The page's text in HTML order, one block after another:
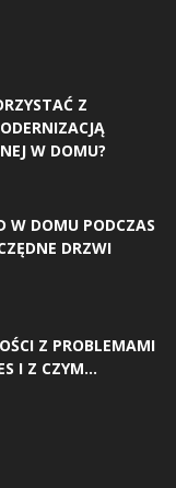
Z
W DOMU?
W DOMU PODCZAS
DRZWI
Z PROBLEMAMI
I Z CZYM...